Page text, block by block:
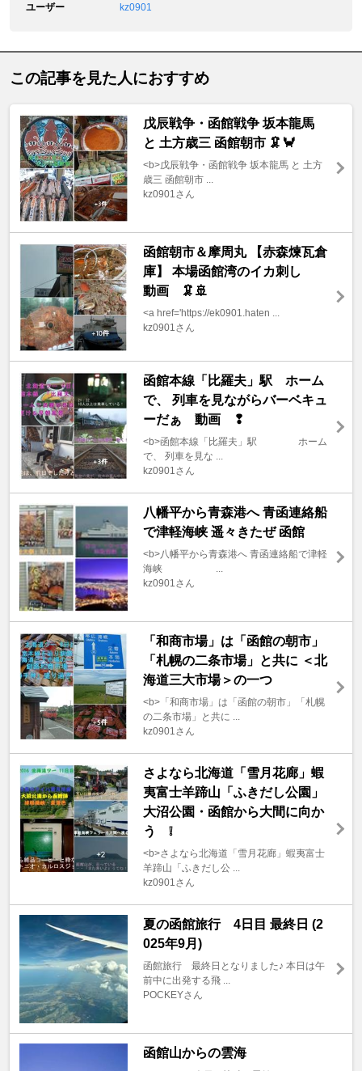
ユーザー
kz0901
この記事を見た人におすすめ
戊辰戦争・函館戦争 坂本龍馬
と 土方歳三 函館朝市 🦑🦀
<b>戊辰戦争・函館戦争 坂本龍馬 と 土方
歳三 函館朝市 ...
kz0901さん
函館朝市＆摩周丸 【赤森煉瓦倉
庫】 本場函館湾のイカ刺し
動画 🦑🚢
<a href='https://ek0901.haten ...
kz0901さん
函館本線「比羅夫」駅 ホーム
で、 列車を見ながらバーベキュ
ーだぁ 動画 ❢
<b>函館本線「比羅夫」駅 ホーム
で、 列車を見な ...
kz0901さん
八幡平から青森港へ 青函連絡船
で津軽海峡 遥々きたぜ 函館
<b>八幡平から青森港へ 青函連絡船で津軽
海峡 ...
kz0901さん
「和商市場」は「函館の朝市」
「札幌の二条市場」と共に ＜北
海道三大市場＞の一つ
<b>「和商市場」は「函館の朝市」「札幌
の二条市場」と共に ...
kz0901さん
さよなら北海道「雪月花廊」蝦
夷富士羊蹄山「ふきだし公園」
大沼公園・函館から大間に向か
う ❕
<b>さよなら北海道「雪月花廊」蝦夷富士
羊蹄山「ふきだし公 ...
kz0901さん
夏の函館旅行 4日目 最終日 (2
025年9月)
函館旅行 最終日となりました♪ 本日は午
前中に出発する飛 ...
POCKEYさん
函館山からの雲海